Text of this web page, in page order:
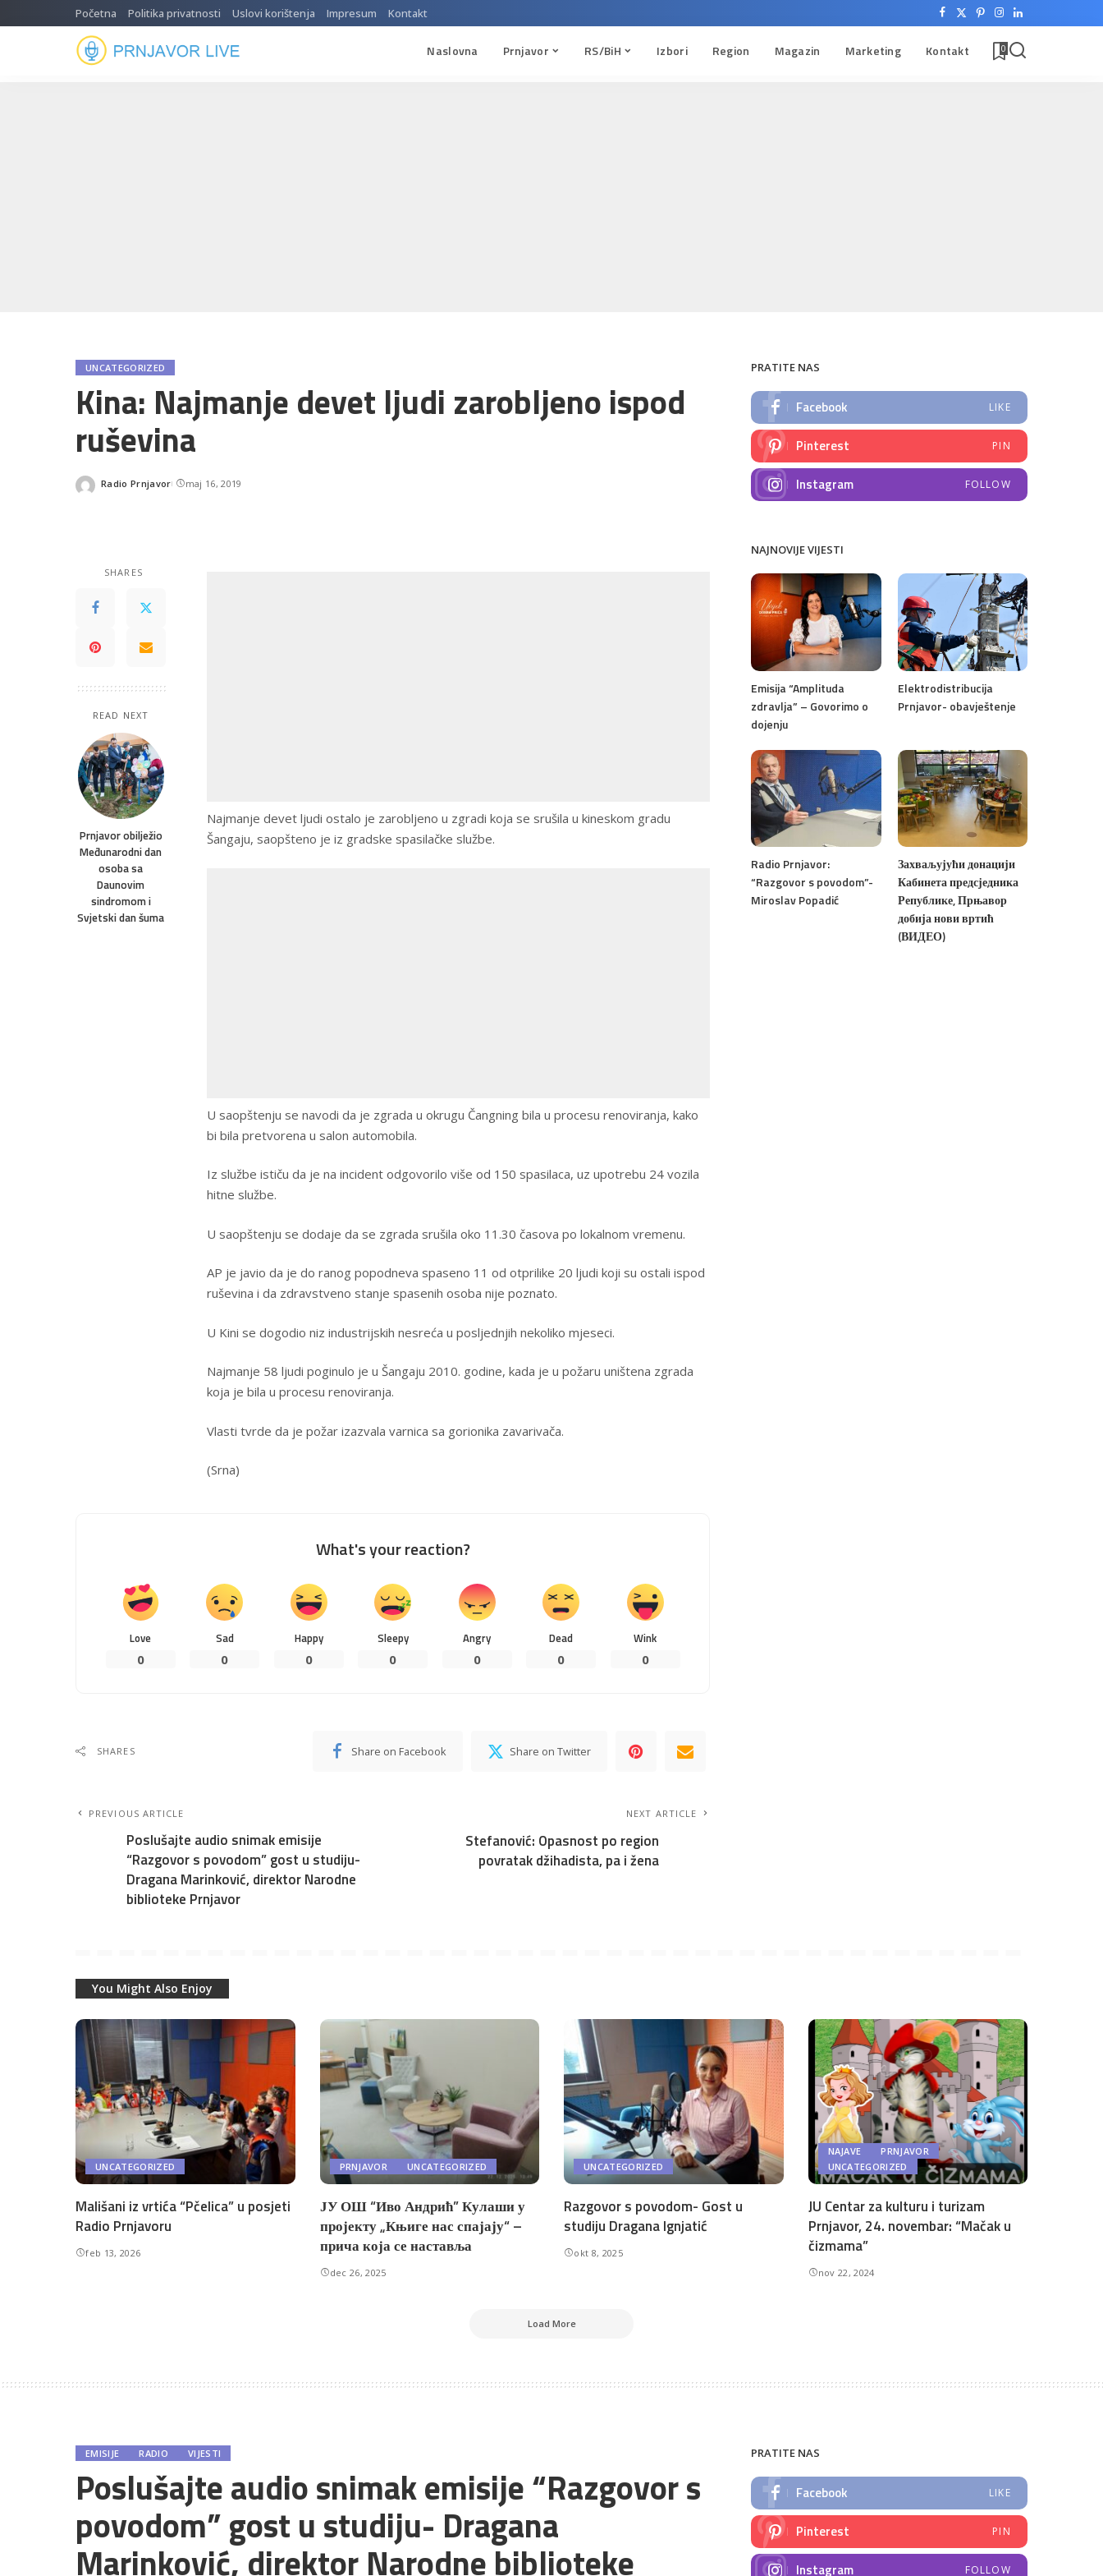
Početna Politika privatnosti Uslovi korištenja Impresum Kontakt
Naslovna Prnjavor RS/BiH Izbori Region Magazin Marketing Kontakt 0
UNCATEGORIZED
Kina: Najmanje devet ljudi zarobljeno ispod
ruševina
Posted
Radio Prnjavor maj 16, 2019
SHARES
READ NEXT
Prnjavor obilježio
Međunarodni dan
osoba sa
Daunovim
sindromom i
Svjetski dan šuma
Najmanje devet ljudi ostalo je zarobljeno u zgradi koja se srušila u kineskom gradu
Šangaju, saopšteno je iz gradske spasilačke službe.
U saopštenju se navodi da je zgrada u okrugu Čangning bila u procesu renoviranja, kako
bi bila pretvorena u salon automobila.
Iz službe ističu da je na incident odgovorilo više od 150 spasilaca, uz upotrebu 24 vozila
hitne službe.
U saopštenju se dodaje da se zgrada srušila oko 11.30 časova po lokalnom vremenu.
AP je javio da je do ranog popodneva spaseno 11 od otprilike 20 ljudi koji su ostali ispod
ruševina i da zdravstveno stanje spasenih osoba nije poznato.
U Kini se dogodio niz industrijskih nesreća u posljednjih nekoliko mjeseci.
Najmanje 58 ljudi poginulo je u Šangaju 2010. godine, kada je u požaru uništena zgrada
koja je bila u procesu renoviranja.
Vlasti tvrde da je požar izazvala varnica sa gorionika zavarivača.
(Srna)
What's your reaction?
Love
0
Sad
0
Happy
0
Sleepy
0
Angry
0
Dead
0
Wink
0
SHARES Share on Facebook Share on Twitter
PREVIOUS ARTICLE
Poslušajte audio snimak emisije
“Razgovor s povodom” gost u studiju-
Dragana Marinković, direktor Narodne
biblioteke Prnjavor
NEXT ARTICLE
Stefanović: Opasnost po region
povratak džihadista, pa i žena
PRATITE NAS
Facebook LIKE
Pinterest PIN
Instagram FOLLOW
NAJNOVIJE VIJESTI
Emisija “Amplituda
zdravlja” – Govorimo o
dojenju
Elektrodistribucija
Prnjavor- obavještenje
Radio Prnjavor:
“Razgovor s povodom”-
Miroslav Popadić
Захваљујући донацији
Кабинета предсједника
Републике, Прњавор
добија нови вртић
(ВИДЕО)
You Might Also Enjoy
UNCATEGORIZED
Mališani iz vrtića “Pčelica” u posjeti
Radio Prnjavoru
feb 13, 2026
PRNJAVOR UNCATEGORIZED
ЈУ ОШ “Иво Андрић” Кулаши у
пројекту „Књиге нас спајају“ –
прича која се наставља
dec 26, 2025
UNCATEGORIZED
Razgovor s povodom- Gost u
studiju Dragana Ignjatić
okt 8, 2025
NAJAVE
PRNJAVOR
UNCATEGORIZED
JU Centar za kulturu i turizam
Prnjavor, 24. novembar: “Mačak u
čizmama”
nov 22, 2024
Load More
EMISIJE RADIO VIJESTI
Poslušajte audio snimak emisije “Razgovor s
povodom” gost u studiju- Dragana
Marinković, direktor Narodne biblioteke
PRATITE NAS
Facebook LIKE
Pinterest PIN
Instagram FOLLOW